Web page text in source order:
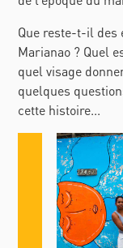
Que reste-t-il des
Marianao ? Quel
quel visage
quelques
cette histoire...